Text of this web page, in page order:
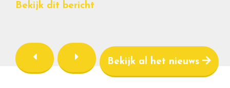
Bekijk dit bericht
Bekijk al het nieuws